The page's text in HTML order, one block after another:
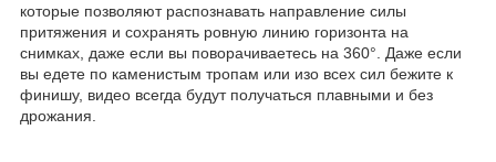
которые позволяют распознавать направление силы
притяжения и сохранять ровную линию горизонта на
снимках, даже если вы поворачиваетесь на 360°. Даже если
вы едете по каменистым тропам или изо всех сил бежите к
финишу, видео всегда будут получаться плавными и без
дрожания.